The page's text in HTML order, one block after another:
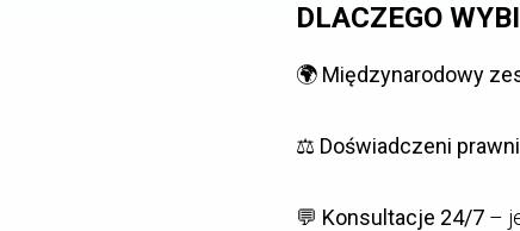
DLACZEGO
🌍 Międzynarodowy
⚖️ Doświadczeni
💬 Konsultacje 24/7 –